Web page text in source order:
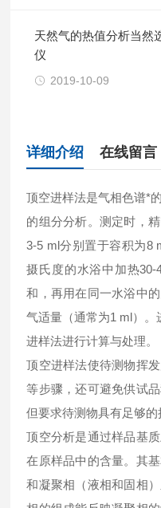
天然气的热值分析当然
仪
2019-10-09
详细介绍 在线留言
顶空进样法是气相色谱*
的组分分析。测定时，
3-5 ml分别置于容积为8
摄氏度的水浴中加热
和，再用在同一水浴中
气适量（通常为1 ml）
进样法进行计算与处理。
顶空进样法使待测物挥
等步骤，还可避免供试
但要求待测物具有足够
顶空分析是通过样品基
在原样品中的含量。其
和凝聚相（液相和固相